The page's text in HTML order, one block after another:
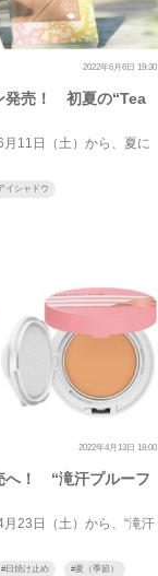
2022年6月6日 19:30
発売！ 初夏の“Tea
11日（土）から、夏に
イシャドウ
2022年4月13日 18:00
へ！ “滝汗プルーフ
23日（土）から、“滝汗
#日焼け止め #夏（季節）